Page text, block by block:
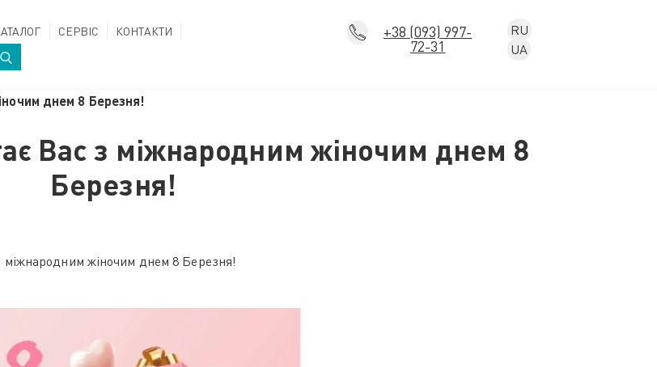
СЕРВІС
КОНТАКТИ
+38 (093) 997-
72-31
RU
UA
днем 8 Березня!
Вас з міжнародним жіночим днем 8
Березня!
міжнародним жіночим днем 8 Березня!